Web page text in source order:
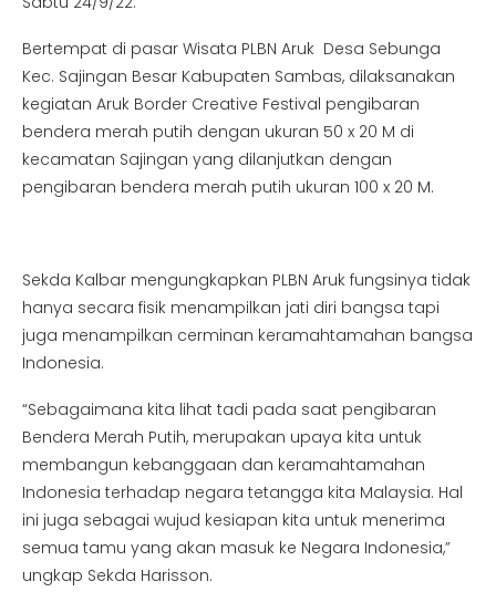
Bertempat di pasar Wisata PLBN Aruk Desa Sebunga
Kec. Sajingan Besar Kabupaten Sambas, dilaksanakan
kegiatan Aruk Border Creative Festival pengibaran
bendera merah putih dengan ukuran 50 x 20 M di
kecamatan Sajingan yang dilanjutkan dengan
pengibaran bendera merah putih ukuran 100 x 20 M.
Sekda Kalbar mengungkapkan PLBN Aruk fungsinya tidak
hanya secara fisik menampilkan jati diri bangsa tapi
juga menampilkan cerminan keramahtamahan bangsa
Indonesia.
“Sebagaimana kita lihat tadi pada saat pengibaran
Bendera Merah Putih, merupakan upaya kita untuk
membangun kebanggaan dan keramahtamahan
Indonesia terhadap negara tetangga kita Malaysia. Hal
ini juga sebagai wujud kesiapan kita untuk menerima
semua tamu yang akan masuk ke Negara Indonesia,”
ungkap Sekda Harisson.